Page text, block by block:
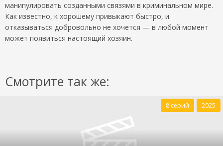
манипулировать созданными связями в криминальном мире.
Как известно, к хорошему привыкают быстро, и
отказываться добровольно не хочется — в любой момент
может появиться настоящий хозяин.
Смотрите так же:
8 серий 2025